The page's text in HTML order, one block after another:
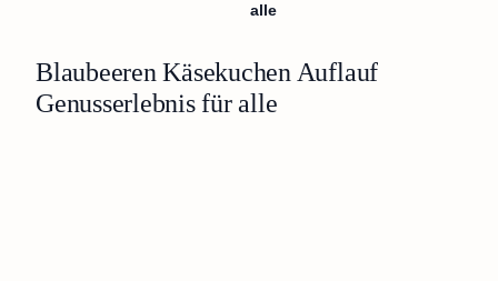
alle
Blaubeeren Käsekuchen Auflauf
Genusserlebnis für alle